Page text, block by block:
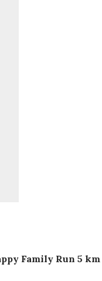
Family Run 5 km